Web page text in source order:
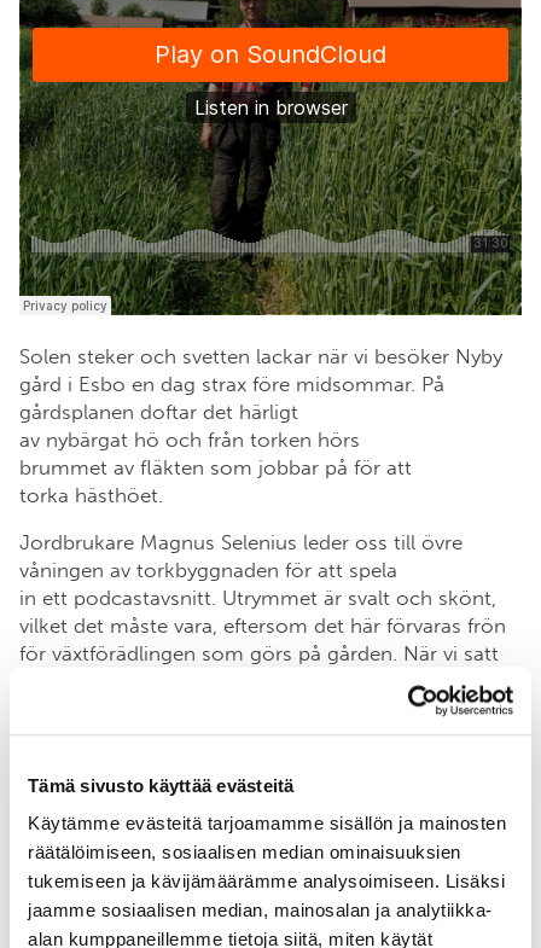
Tämä sivusto käyttää evästeitä
Käytämme evästeitä tarjoamamme sisällön ja mainosten
räätälöimiseen, sosiaalisen median ominaisuuksien
tukemiseen ja kävijämäärämme analysoimiseen. Lisäksi
jaamme sosiaalisen median, mainosalan ja analytiikka-
alan kumppaneillemme tietoja siitä, miten käytät
Solen steker och svetten lackar när vi besöker Nyby
gård i Esbo en dag strax före midsommar. På
gårdsplanen doftar det härligt
av nybärgat hö och från torken hörs
brummet av fläkten som jobbar på för att
torka hästhöet.
Jordbrukare Magnus Selenius leder oss till övre
våningen av torkbyggnaden för att spela
in ett podcastavsnitt. Utrymmet är svalt och skönt,
vilket det måste vara, eftersom det här förvaras frön
för växtförädlingen som görs på gården. När vi satt
oss berättar Magnus om hur och varför han testar på
målsättningarna han har för växtförädlingen på
Magnus Selenius började intressera sig för
regenerativa odlingsmetoder efter att han lagt märke
till att åkrarnas markstruktur inte var så
bra. Han tror markstrukturen led av ofta upprepade
markbearbetningar.